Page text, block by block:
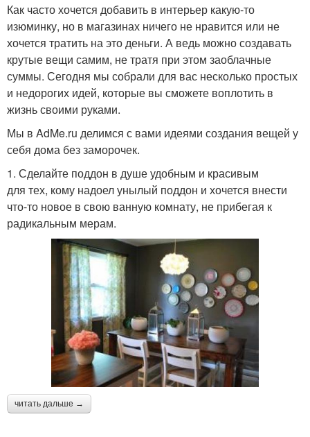
Как часто хочется добавить в интерьер какую-то
изюминку, но в магазинах ничего не нравится или не
хочется тратить на это деньги. А ведь можно создавать
крутые вещи самим, не тратя при этом заоблачные
суммы. Сегодня мы собрали для вас несколько простых
и недорогих идей, которые вы сможете воплотить в
жизнь своими руками.
Мы в AdMe.ru делимся с вами идеями создания вещей у
себя дома без заморочек.
1. Сделайте поддон в душе удобным и красивым
для тех, кому надоел унылый поддон и хочется внести
что-то новое в свою ванную комнату, не прибегая к
радикальным мерам.
читать дальше →